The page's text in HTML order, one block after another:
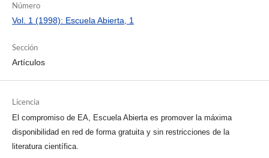
Número
Vol. 1 (1998): Escuela Abierta, 1
Sección
Artículos
Licencia
El compromiso de EA, Escuela Abierta es promover la máxima
disponibilidad en red de forma gratuita y sin restricciones de la
literatura científica.